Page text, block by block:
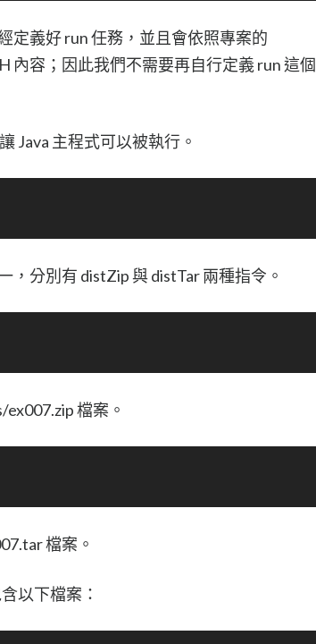
定義好 run 任務，並且會依照專案的
內容；因此我們不需要再自行定義 run 這個
Java 主程式可以被執行。
，分別有 distZip 與 distTar 兩種指令。
檔案。
檔案。
以下檔案：